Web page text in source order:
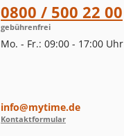
0800 / 500 22 00
gebührenfrei
Mo. - Fr.: 09:00 - 17:00 Uhr
info@mytime.de
Kontaktformular